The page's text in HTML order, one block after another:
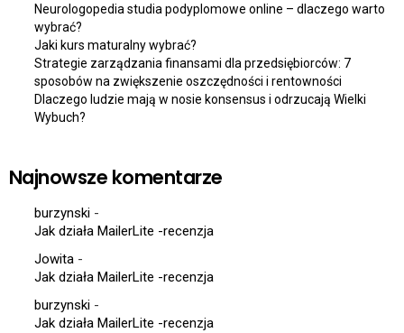
Neurologopedia studia podyplomowe online – dlaczego warto
wybrać?
Jaki kurs maturalny wybrać?
Strategie zarządzania finansami dla przedsiębiorców: 7
sposobów na zwiększenie oszczędności i rentowności
Dlaczego ludzie mają w nosie konsensus i odrzucają Wielki
Wybuch?
Najnowsze komentarze
burzynski -
Jak działa MailerLite -recenzja
Jowita -
Jak działa MailerLite -recenzja
burzynski -
Jak działa MailerLite -recenzja